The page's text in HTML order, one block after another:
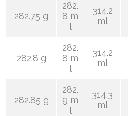
282.75 g
282.
8 m
l
314.2
ml
282.8 g
282.
8 m
l
314.2
ml
282.85 g
282.
9 m
l
314.3
ml